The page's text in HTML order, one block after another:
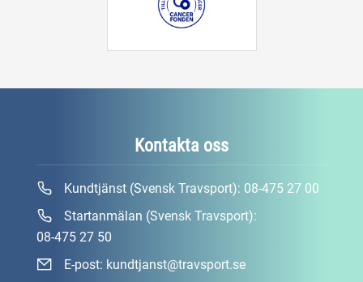
Kontakta oss
Kundtjänst (Svensk Travsport): 08-475 27 00
Startanmälan (Svensk Travsport):
08-475 27 50
E-post: kundtjanst@travsport.se